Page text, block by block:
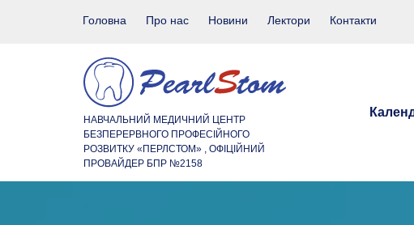
Головна Про нас Новини Лектори Контакти
НАВЧАЛЬНИЙ МЕДИЧНИЙ ЦЕНТР
БЕЗПЕРЕРВНОГО ПРОФЕСІЙНОГО
РОЗВИТКУ «ПЕРЛСТОМ» , ОФІЦІЙНИЙ
ПРОВАЙДЕР БПР №2158